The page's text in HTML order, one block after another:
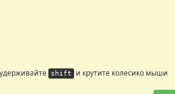
shift и крутите колесико мыши